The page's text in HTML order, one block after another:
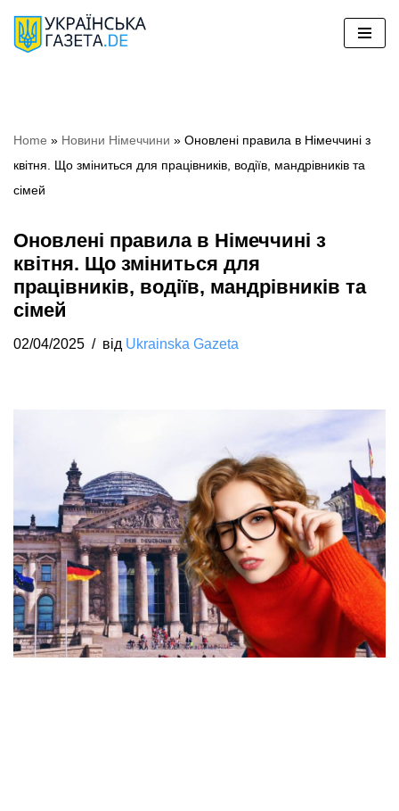
Перейти
Home » Новини Німеччини » Оновлені правила в Німеччині з
квітня. Що зміниться для працівників, водіїв, мандрівників та
сімей
Оновлені правила в Німеччині з
квітня. Що зміниться для
працівників, водіїв, мандрівників та
сімей
02/04/2025 від Ukrainska Gazeta